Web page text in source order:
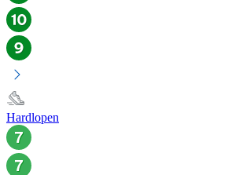
Hardlopen